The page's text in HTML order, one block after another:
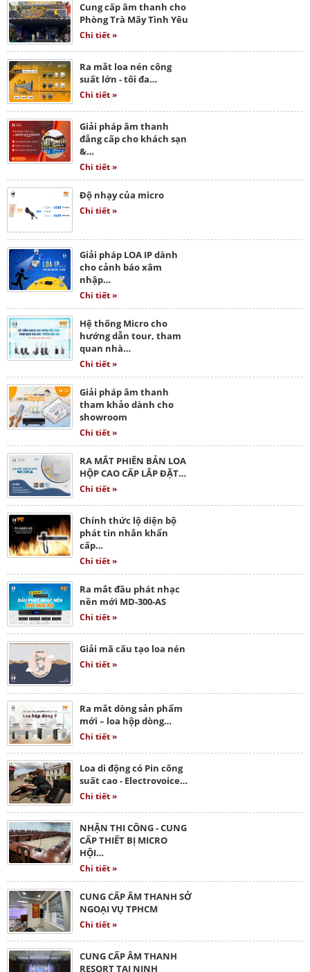
Cung cấp âm thanh cho
Phòng Trà Mây Tình Yêu
Chi tiết »
Ra mắt loa nén công
suất lớn - tối đa…
Chi tiết »
Giải pháp âm thanh
đẳng cấp cho khách sạn
&…
Chi tiết »
Độ nhạy của micro
Chi tiết »
Giải pháp LOA IP dành
cho cảnh báo xâm
nhập…
Chi tiết »
Hệ thống Micro cho
hướng dẫn tour, tham
quan nhà…
Chi tiết »
Giải pháp âm thanh
tham khảo dành cho
showroom
Chi tiết »
RA MẮT PHIÊN BẢN LOA
HỘP CAO CẤP LẮP ĐẶT…
Chi tiết »
Chính thức lộ diện bộ
phát tin nhắn khẩn
cấp…
Chi tiết »
Ra mắt đầu phát nhạc
nền mới MD-300-AS
Chi tiết »
Giải mã cấu tạo loa nén
Chi tiết »
Ra mắt dòng sản phẩm
mới – loa hộp dòng…
Chi tiết »
Loa di động có Pin công
suất cao - Electrovoice…
Chi tiết »
NHẬN THI CÔNG - CUNG
CẤP THIẾT BỊ MICRO
HỘI…
Chi tiết »
CUNG CẤP ÂM THANH SỞ
NGOẠI VỤ TPHCM
Chi tiết »
CUNG CẤP ÂM THANH
RESORT TẠI NINH